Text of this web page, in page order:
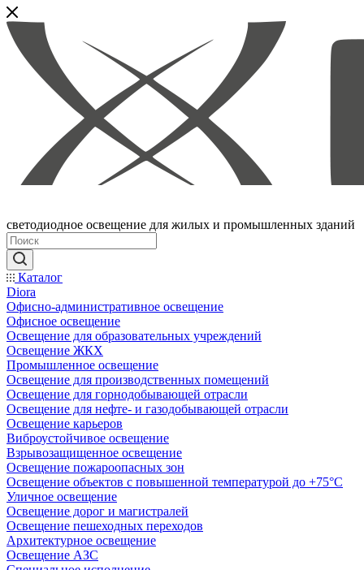
светодиодное освещение для жилых и промышленных зданий
Каталог
Diora
Офисно-административное освещение
Офисное освещение
Освещение для образовательных учреждений
Освещение ЖКХ
Промышленное освещение
Освещение для производственных помещений
Освещение для горнодобывающей отрасли
Освещение для нефте- и газодобывающей отрасли
Освещение карьеров
Виброустойчивое освещение
Взрывозащищенное освещение
Освещение пожароопасных зон
Освещение объектов с повышенной температурой до +75°C
Уличное освещение
Освещение дорог и магистралей
Освещение пешеходных переходов
Архитектурное освещение
Освещение АЗС